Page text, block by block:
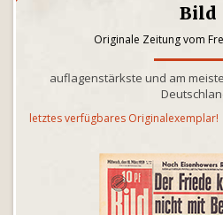
Bild
Originale Zeitung vom
auflagenstärkste und am
letztes verfügbares Originalexemplar!